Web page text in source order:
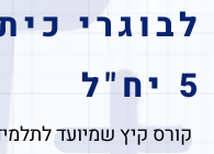
לבוגרי
5 יח"ל
קורס קיץ שמיועד